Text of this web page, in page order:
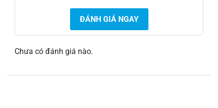
ĐÁNH GIÁ NGAY
Chưa có đánh giá nào.